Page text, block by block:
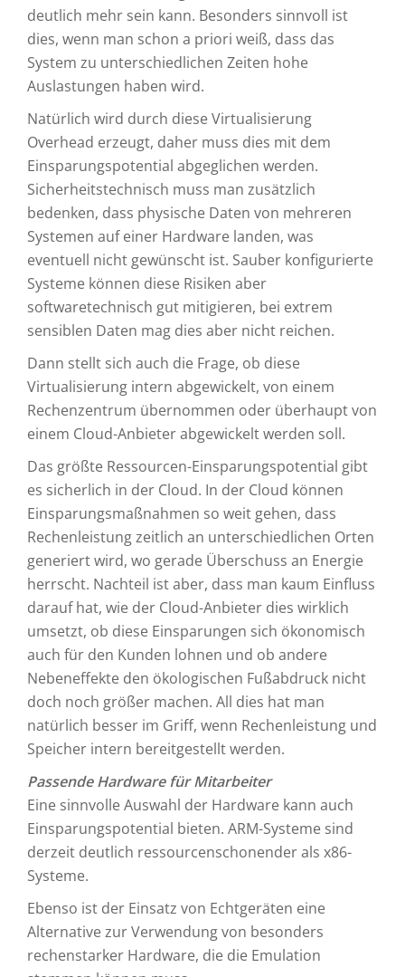
deutlich mehr sein kann. Besonders sinnvoll ist
dies, wenn man schon a priori weiß, dass das
System zu unterschiedlichen Zeiten hohe
Auslastungen haben wird.
Natürlich wird durch diese Virtualisierung
Overhead erzeugt, daher muss dies mit dem
Einsparungspotential abgeglichen werden.
Sicherheitstechnisch muss man zusätzlich
bedenken, dass physische Daten von mehreren
Systemen auf einer Hardware landen, was
eventuell nicht gewünscht ist. Sauber konfigurierte
Systeme können diese Risiken aber
softwaretechnisch gut mitigieren, bei extrem
sensiblen Daten mag dies aber nicht reichen.
Dann stellt sich auch die Frage, ob diese
Virtualisierung intern abgewickelt, von einem
Rechenzentrum übernommen oder überhaupt von
einem Cloud-Anbieter abgewickelt werden soll.
Das größte Ressourcen-Einsparungspotential gibt
es sicherlich in der Cloud. In der Cloud können
Einsparungsmaßnahmen so weit gehen, dass
Rechenleistung zeitlich an unterschiedlichen Orten
generiert wird, wo gerade Überschuss an Energie
herrscht. Nachteil ist aber, dass man kaum Einfluss
darauf hat, wie der Cloud-Anbieter dies wirklich
umsetzt, ob diese Einsparungen sich ökonomisch
auch für den Kunden lohnen und ob andere
Nebeneffekte den ökologischen Fußabdruck nicht
doch noch größer machen. All dies hat man
natürlich besser im Griff, wenn Rechenleistung und
Speicher intern bereitgestellt werden.
Passende Hardware für Mitarbeiter
Eine sinnvolle Auswahl der Hardware kann auch
Einsparungspotential bieten. ARM-Systeme sind
derzeit deutlich ressourcenschonender als x86-
Systeme.
Ebenso ist der Einsatz von Echtgeräten eine
Alternative zur Verwendung von besonders
rechenstarker Hardware, die die Emulation